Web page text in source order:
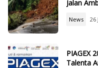
Jalan
News 26
PIAGEX
Talenta